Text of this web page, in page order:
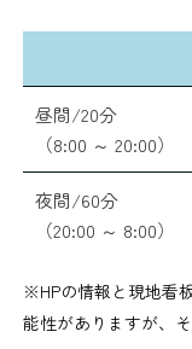
昼間/20分
（8:00 ～ 20:00）
夜間/60分
（20:00 ～ 8:00）
※HPの情報と現地看
能性がありますが、